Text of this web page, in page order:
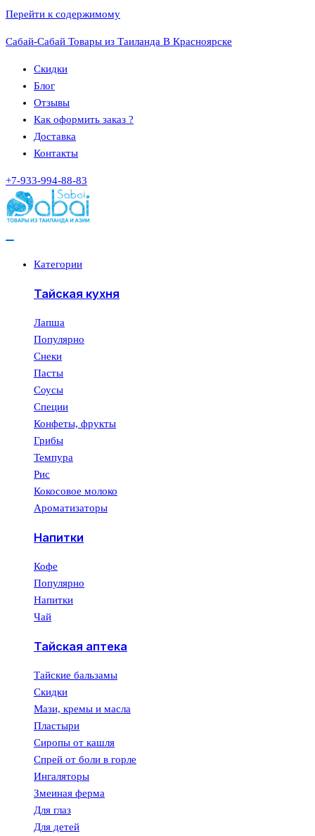
Перейти к содержимому
Сабай-Сабай Товары из Таиланда В Красноярске
Скидки
Блог
Отзывы
Как оформить заказ ?
Доставка
Контакты
+7-933-994-88-83
Категории
Тайская кухня
Лапша
Популярно
Снеки
Пасты
Соусы
Специи
Конфеты, фрукты
Грибы
Темпура
Рис
Кокосовое молоко
Ароматизаторы
Напитки
Кофе
Популярно
Напитки
Чай
Тайская аптека
Тайские бальзамы
Скидки
Мази, кремы и масла
Пластыри
Сиропы от кашля
Спрей от боли в горле
Ингаляторы
Змеиная ферма
Для глаз
Для детей